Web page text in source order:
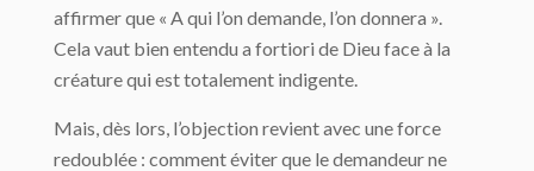
affirmer que « A qui l’on demande, l’on donnera ».
Cela vaut bien entendu a fortiori de Dieu face à la
créature qui est totalement indigente.
Mais, dès lors, l’objection revient avec une force
redoublée : comment éviter que le demandeur ne